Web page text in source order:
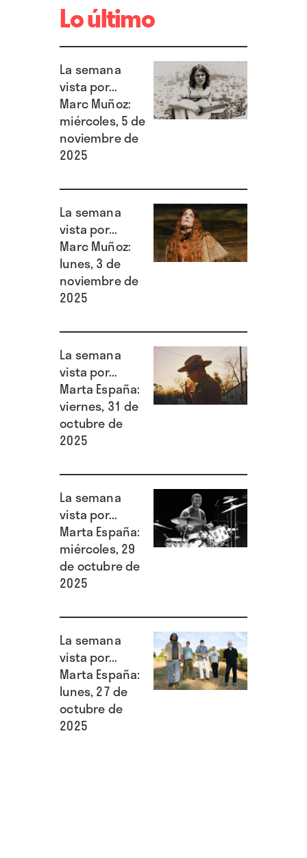
algún gesto inesperado, como la inclusión de
varios consistorios del Partido Popular. Son
estas, en realidad, unas pocas excepciones en
la línea general de un cartel bastante
significativo del concepto que el equipo de
Martínez-Almeida tiene de la cultura y de la
Lo último
La semana
vista por...
Marc Muñoz:
miércoles, 5 de
noviembre de
2025
La semana
vista por...
Marc Muñoz:
lunes, 3 de
noviembre de
2025
La semana
vista por...
Marta España:
viernes, 31 de
octubre de
2025
La semana
vista por...
Marta España:
miércoles, 29
de octubre de
2025
La semana
vista por...
Marta España:
lunes, 27 de
octubre de
2025